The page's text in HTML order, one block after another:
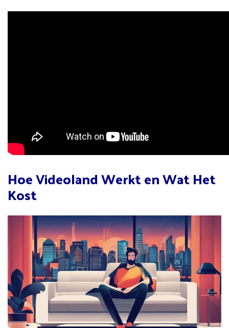
Hoe Videoland Werkt en Wat Het
Kost